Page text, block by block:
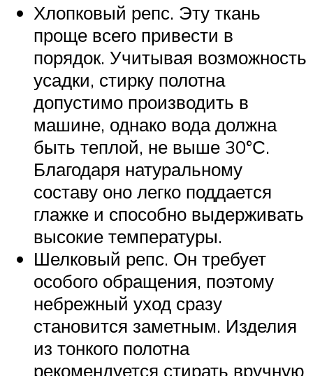
Хлопковый репс. Эту ткань
проще всего привести в
порядок. Учитывая возможность
усадки, стирку полотна
допустимо производить в
машине, однако вода должна
быть теплой, не выше 30°С.
Благодаря натуральному
составу оно легко поддается
глажке и способно выдерживать
высокие температуры.
Шелковый репс. Он требует
особого обращения, поэтому
небрежный уход сразу
становится заметным. Изделия
из тонкого полотна
рекомендуется стирать вручную